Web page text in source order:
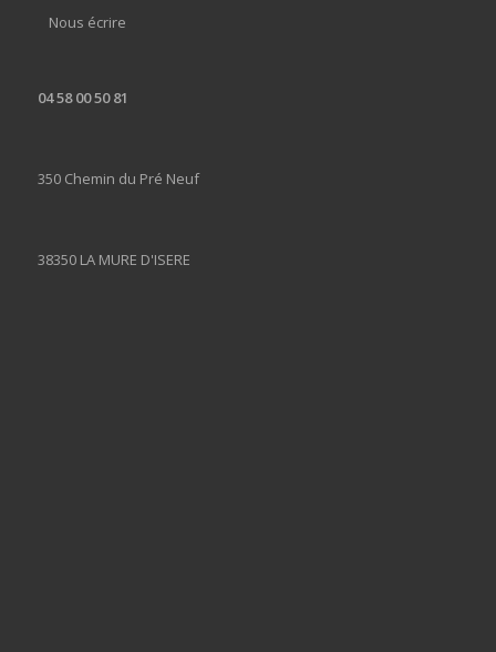
Nous écrire
04 58 00 50 81
350 Chemin du Pré Neuf
38350 LA MURE D'ISERE